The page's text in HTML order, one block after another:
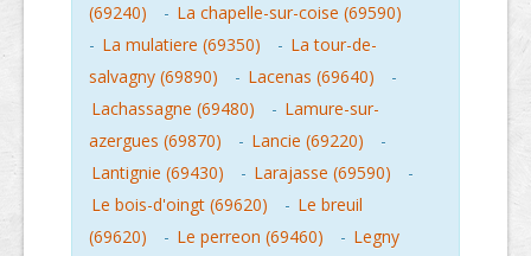
(69240)
- La chapelle-sur-coise (69590)
- La mulatiere (69350) - La tour-de-
salvagny (69890)
- Lacenas (69640)
-
Lachassagne (69480)
- Lamure-sur-
azergues (69870)
- Lancie (69220)
-
Lantignie (69430)
- Larajasse (69590)
-
Le bois-d'oingt (69620)
- Le breuil
(69620)
- Le perreon (69460) - Legny